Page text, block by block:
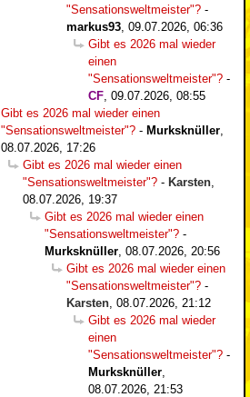
"Sensationsweltmeister"? -
markus93 09.07.2026, 06:36
Gibt es 2026 mal wieder
einen
"Sensationsweltmeister"? -
CF 09.07.2026, 08:55
Gibt es 2026 mal wieder einen
"Sensationsweltmeister"? - Murksknüller
08.07.2026, 17:26
Gibt es 2026 mal wieder einen
"Sensationsweltmeister"? - Karsten
08.07.2026, 19:37
Gibt es 2026 mal wieder einen
"Sensationsweltmeister"? -
Murksknüller 08.07.2026, 20:56
Gibt es 2026 mal wieder einen
"Sensationsweltmeister"? -
Karsten 08.07.2026, 21:12
Gibt es 2026 mal wieder
einen
"Sensationsweltmeister"? -
Murksknüller
08.07.2026, 21:53